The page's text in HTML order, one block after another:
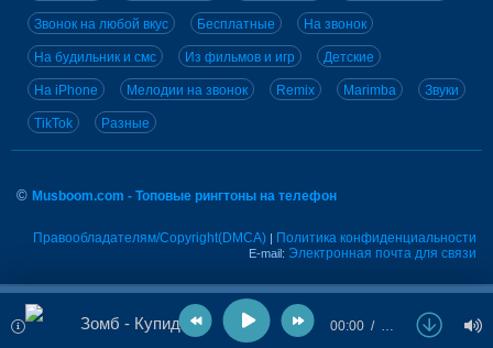
Звонок на любой вкус Бесплатные На звонок
На будильник и смс Из фильмов и игр Детские
На iPhone Мелодии на звонок Remix Marimba Звуки
TikTok Разные
© Musboom.com - Топовые рингтоны на телефон
Правообладателям/Copyright(DMCA) | Политика конфиденциальности
E-mail: Электронная почта для связи
Зомб - Купидон 00:00 …